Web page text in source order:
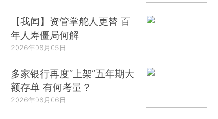
【我闻】资管掌舵人更替 百
年人寿僵局何解
2026年08月05日
多家银行再度“上架”五年期大
额存单 有何考量？
2026年08月06日